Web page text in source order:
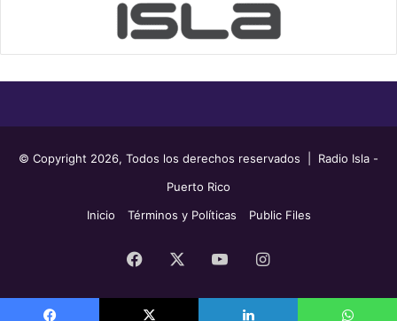
© Copyright 2026, Todos los derechos reservados | Radio Isla -
Puerto Rico
Inicio
Términos y Políticas Public Files
Facebook YouTubeInstagram